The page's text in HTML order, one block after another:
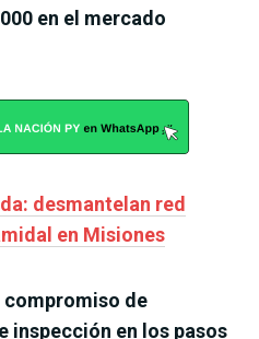
en el mercado
desmantelan red
en Misiones
compromiso de
inspección en los pasos